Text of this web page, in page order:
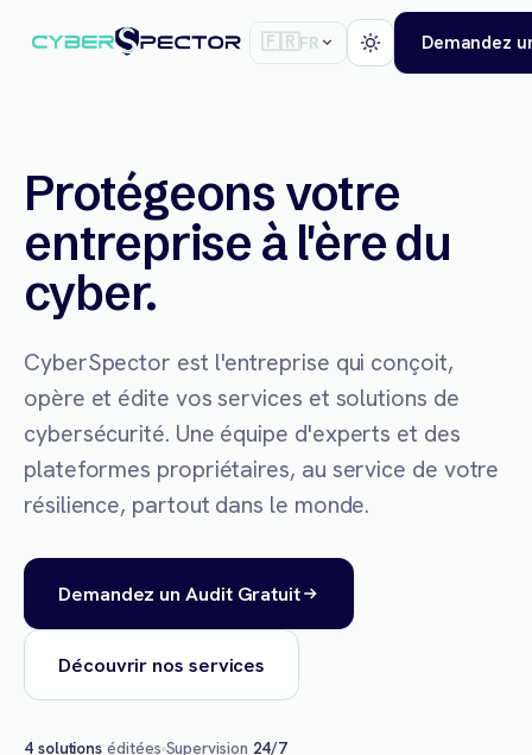
🇫🇷FR Demandez
Protégeons votre
entreprise à l'ère du
cyber.
CyberSpector est l'entreprise qui conçoit,
opère et édite vos services et solutions de
cybersécurité. Une équipe d'experts et des
plateformes propriétaires, au service de votre
résilience, partout dans le monde.
Demandez un Audit Gratuit
Découvrir nos services
4 solutions éditées Supervision 24/7